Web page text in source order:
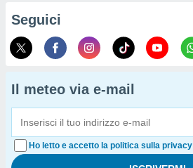
Seguici
Il meteo via e-mail
Ho letto e accetto la politica sulla privacy